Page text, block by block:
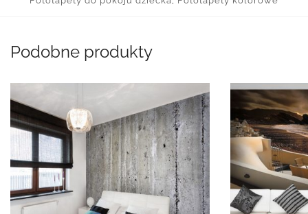
Podobne produkty